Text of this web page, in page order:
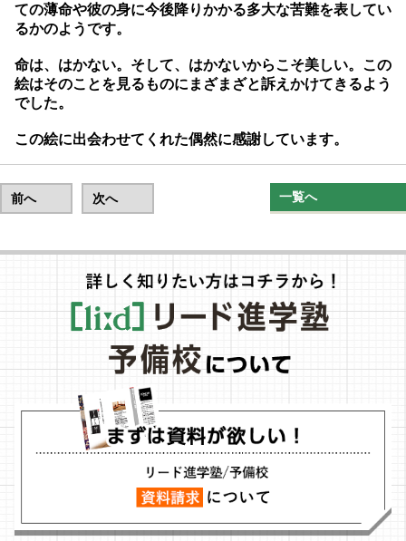
ての薄命や彼の身に今後降りかかる多大な苦難を表してい
るかのようです。
命は、はかない。そして、はかないからこそ美しい。この
絵はそのことを見るものにまざまざと訴えかけてきるよう
でした。
この絵に出会わせてくれた偶然に感謝しています。
前へ 次へ 一覧へ